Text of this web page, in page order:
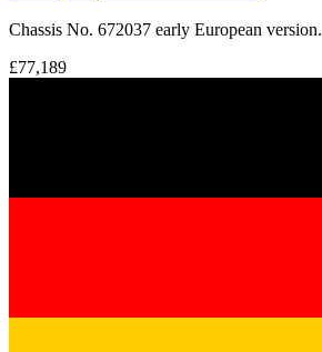
Chassis No. 672037 early European version.
£77,189